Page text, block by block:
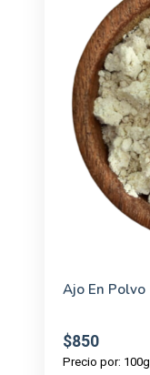
Ajo En Polvo
$850
Precio por: 100g.